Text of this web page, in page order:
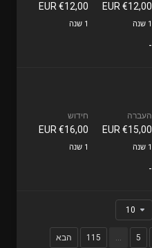
€12,00 EUR
1 שנה
€12,00 EUR
1 שנה
-
העברה
€15,00 EUR
1 שנה
חידוש
€16,00 EUR
1 שנה
-
5
…
115 הבא